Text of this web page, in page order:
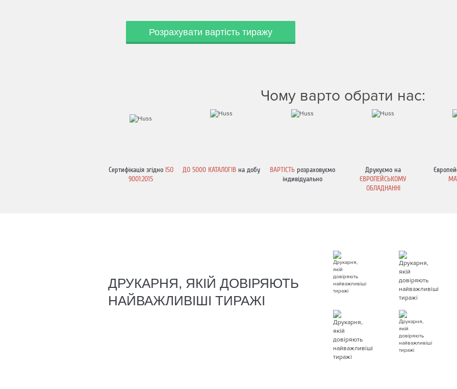
Розрахувати вартість тиражу
Чому варто обрати нас:
Сертифікація згідноISO
9001:2015
ДО5000 КАТАЛОГІВ на добу ВАРТІСТЬ розраховуємо
індивідуально
Друкуємо на
ЄВРОПЕЙСЬКОМУ
ОБЛАДНАННІ
ДРУКАРНЯ, ЯКІЙ ДОВІРЯЮТЬ
НАЙВАЖЛИВІШІ ТИРАЖІ